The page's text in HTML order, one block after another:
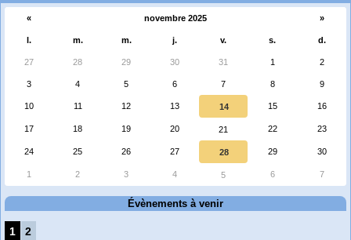
« novembre 2025 »
l. m. m. j. v. s. d.
27 28 29 30 31 1 2
3 4 5 6 7 8 9
10 11 12 13 14 15 16
17 18 19 20 21 22 23
24 25 26 27 28 29 30
1 2 3 4 5 6 7
Évènements à venir
1 2